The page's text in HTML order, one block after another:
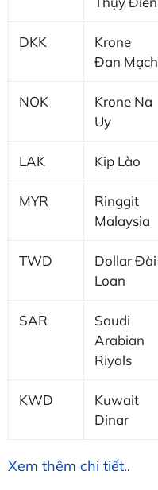
DKK
Krone
Đan Mạch
NOK
Krone Na
Uy
LAK Kip Lào
MYR
Ringgit
Malaysia
TWD
Dollar Đài
Loan
SAR
Saudi
Arabian
Riyals
KWD
Kuwait
Dinar
Xem thêm chi tiết..